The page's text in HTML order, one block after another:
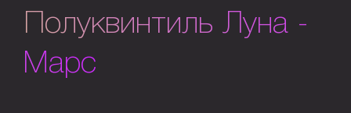
Полуквинтиль Луна -
Марс